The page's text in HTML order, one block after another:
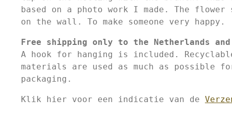
based on a photo work I made. The flower
on the wall. To make someone very happy.
Free shipping only to the Netherlands and
A hook for hanging is included.
materials are used as much as possible
packaging.
Klik hier voor een indicatie van de